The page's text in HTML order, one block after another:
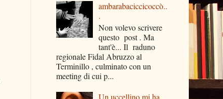
ambarabaciccicoccò..
.
Non volevo scrivere
questo post . Ma
tant'è... Il raduno
regionale Fidal Abruzzo al
Terminillo , culminato con un
meeting di cui p...
Un uccellino mi ha